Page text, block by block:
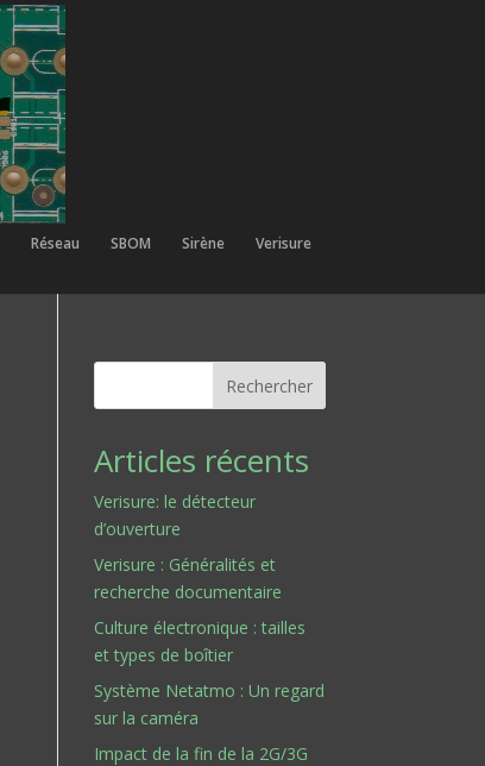
Réseau SBOM Sirène Verisure
Rechercher
Articles récents
Verisure: le détecteur
d’ouverture
Verisure : Généralités et
recherche documentaire
Culture électronique : tailles
et types de boîtier
Système Netatmo : Un regard
sur la caméra
Impact de la fin de la 2G/3G